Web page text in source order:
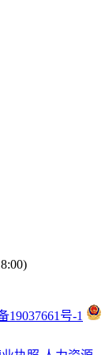
19037661号-1